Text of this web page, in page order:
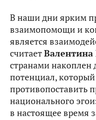
В наши дни ярким
взаимопомощи и
является
считает
странами накоплен
потенциал,
противопоставить
национального
в настоящее время